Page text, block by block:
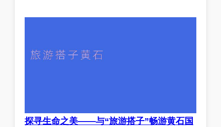
探寻生命之美——与“旅游搭子”畅游黄石国